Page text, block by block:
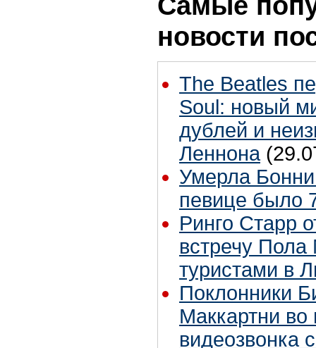
новости
The Beatles
Soul: новый
дублей и
Леннона
Умерла
певице было
Ринго Старр
встречу Пола
туристами в
Поклонники
Маккартни во
видеозвонка